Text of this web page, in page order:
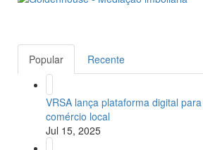
Popular Recente
VRSA lança plataforma digital
comércio local
Jul 15, 2025